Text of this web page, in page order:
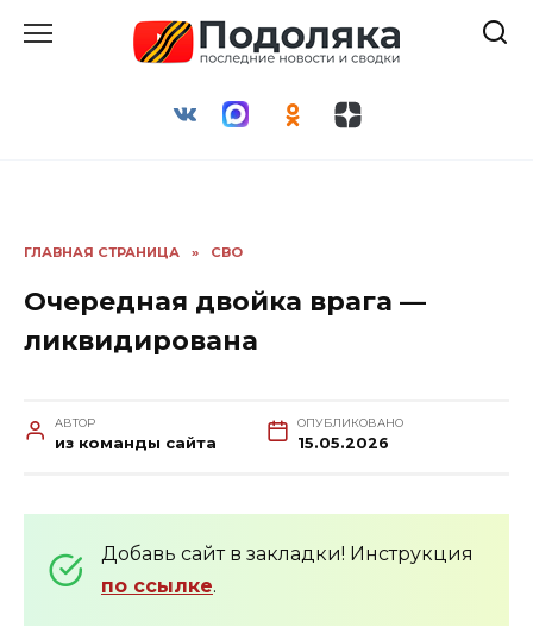
ГЛАВНАЯ СТРАНИЦА » СВО
Очередная двойка врага —
ликвидирована
АВТОР
из команды сайта
ОПУБЛИКОВАНО
15.05.2026
Добавь сайт в закладки! Инструкция
по ссылке.